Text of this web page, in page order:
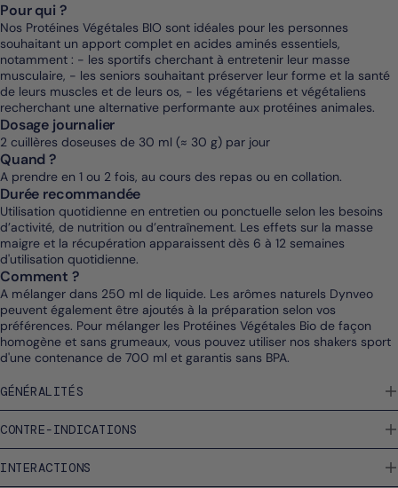
Pour qui ?
Nos Protéines Végétales BIO sont idéales pour les personnes
souhaitant un apport complet en acides aminés essentiels,
notamment : - les sportifs cherchant à entretenir leur masse
musculaire, - les seniors souhaitant préserver leur forme et la santé
de leurs muscles et de leurs os, - les végétariens et végétaliens
recherchant une alternative performante aux protéines animales.
Dosage journalier
2 cuillères doseuses de 30 ml (≈ 30 g) par jour
Quand ?
A prendre en 1 ou 2 fois, au cours des repas ou en collation.
Durée recommandée
Utilisation quotidienne en entretien ou ponctuelle selon les besoins
d’activité, de nutrition ou d’entraînement. Les effets sur la masse
maigre et la récupération apparaissent dès 6 à 12 semaines
d'utilisation quotidienne.
Comment ?
A mélanger dans 250 ml de liquide. Les arômes naturels Dynveo
peuvent également être ajoutés à la préparation selon vos
préférences. Pour mélanger les Protéines Végétales Bio de façon
homogène et sans grumeaux, vous pouvez utiliser nos shakers sport
d'une contenance de 700 ml et garantis sans BPA.
GÉNÉRALITÉS
CONTRE-INDICATIONS
INTERACTIONS